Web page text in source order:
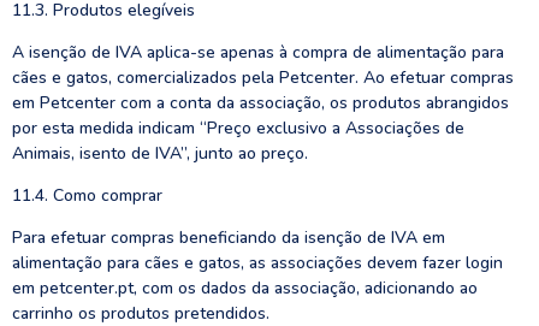
11.3. Produtos elegíveis
A isenção de IVA aplica-se apenas à compra de alimentação para
cães e gatos, comercializados pela Petcenter. Ao efetuar compras
em Petcenter com a conta da associação, os produtos abrangidos
por esta medida indicam “Preço exclusivo a Associações de
Animais, isento de IVA”, junto ao preço.
11.4. Como comprar
Para efetuar compras beneficiando da isenção de IVA em
alimentação para cães e gatos, as associações devem fazer login
em petcenter.pt, com os dados da associação, adicionando ao
carrinho os produtos pretendidos.